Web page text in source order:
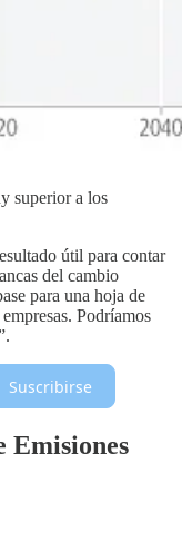
superior a los
útil para contar
del cambio
para una hoja de
Podríamos
Suscribirse
Emisiones